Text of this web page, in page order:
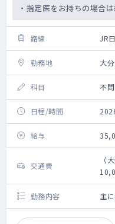
・指定医をお持ちの場合
路線 JR
勤務地 大
科目 不問
日程/時間
給与
交通費
（
勤務内容 主